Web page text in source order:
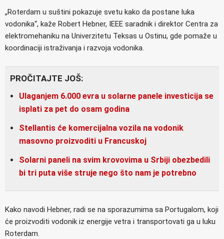
„Roterdam u suštini pokazuje svetu kako da postane luka
vodonika“, kaže Robert Hebner, IEEE saradnik i direktor Centra za
elektromehaniku na Univerzitetu Teksas u Ostinu, gde pomaže u
koordinaciji istraživanja i razvoja vodonika.
PROČITAJTE JOŠ:
Ulaganjem 6.000 evra u solarne panele investicija se
isplati za pet do osam godina
Stellantis će komercijalna vozila na vodonik
masovno proizvoditi u Francuskoj
Solarni paneli na svim krovovima u Srbiji obezbedili
bi tri puta više struje nego što nam je potrebno
Kako navodi Hebner, radi se na sporazumima sa Portugalom, koji
će proizvoditi vodonik iz energije vetra i transportovati ga u luku
Roterdam.